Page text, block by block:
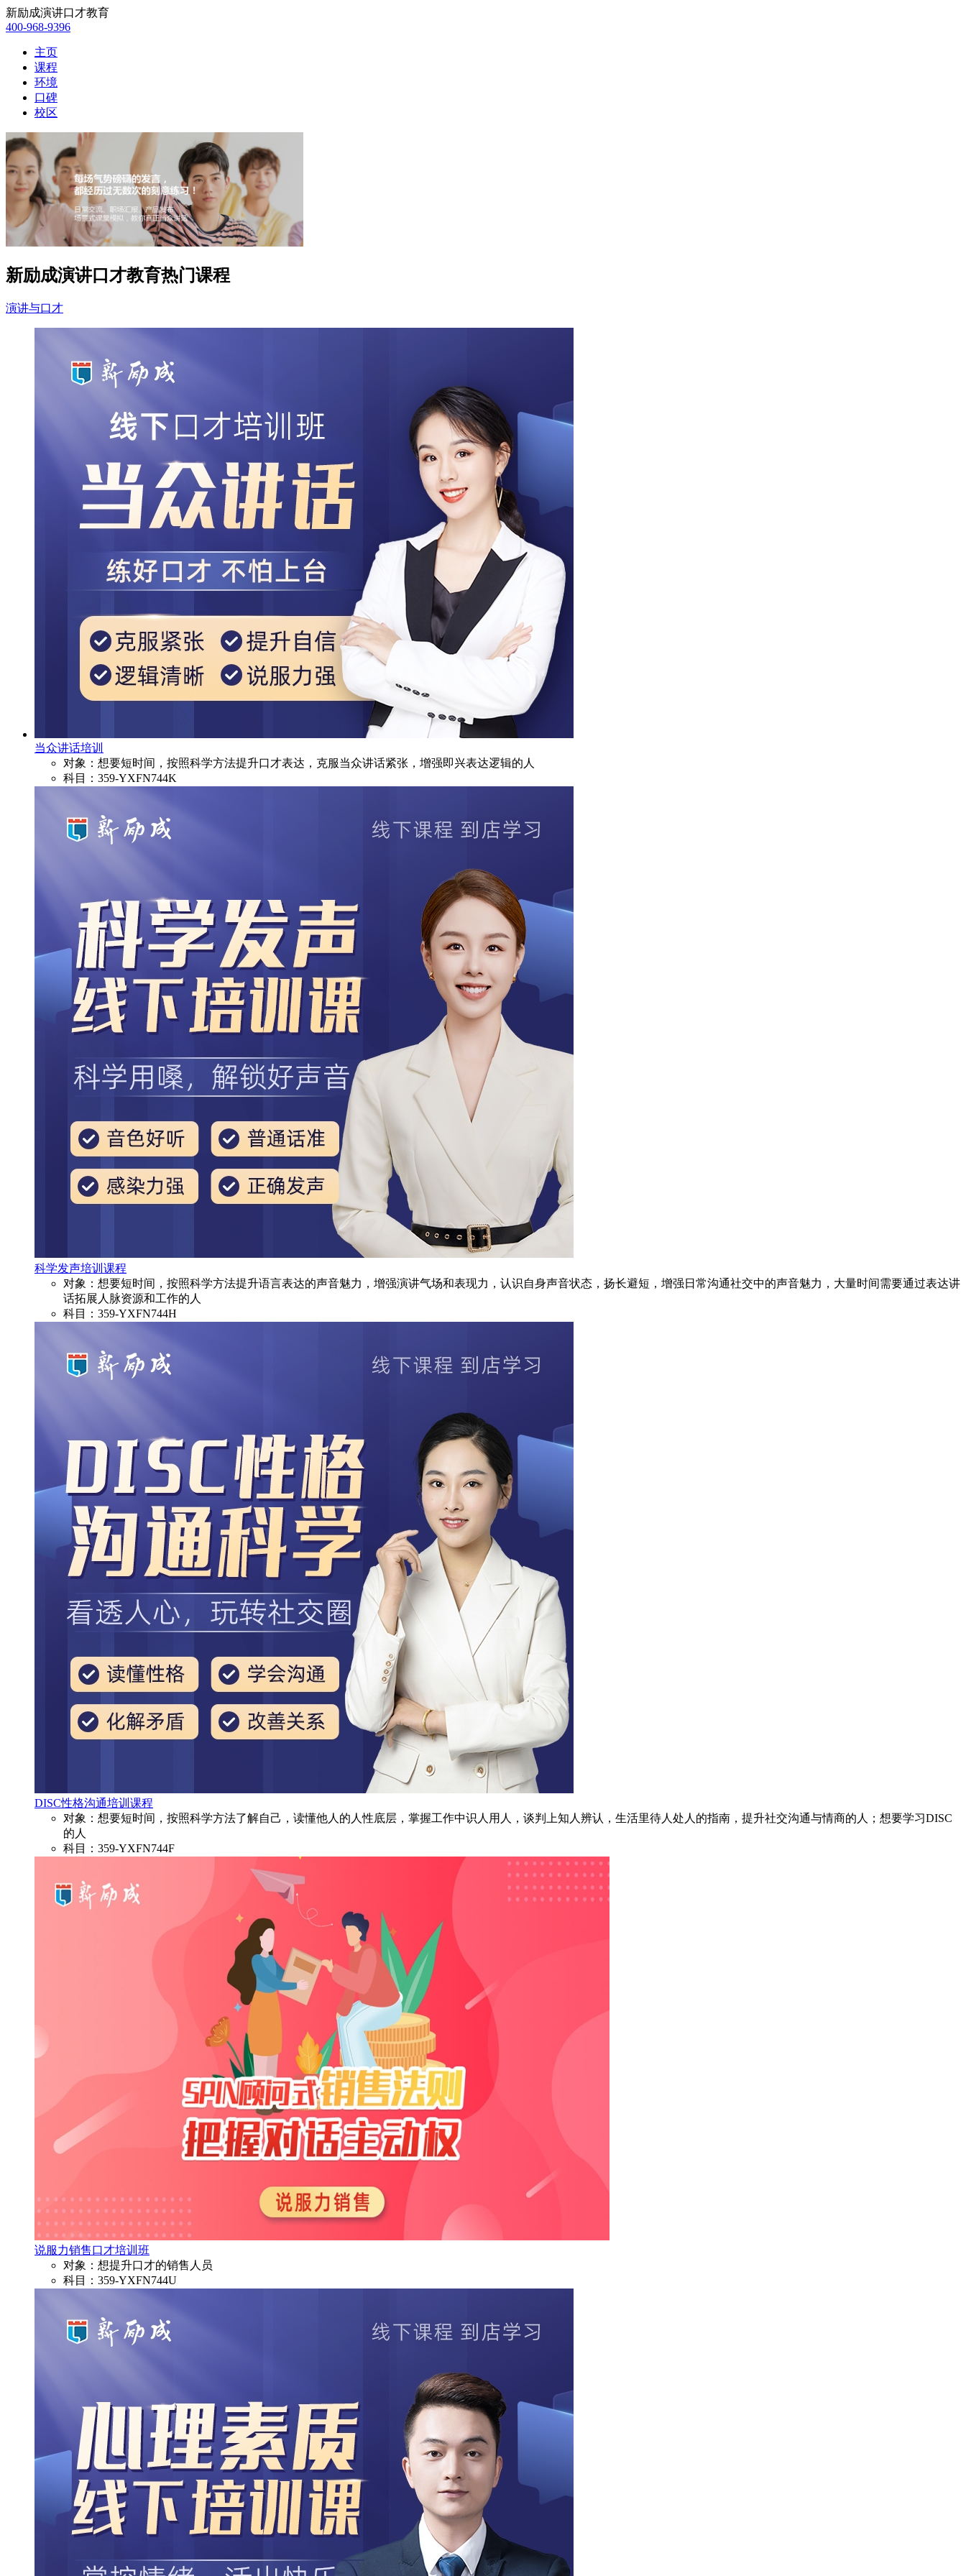
新励成演讲口才教育
400-968-9396
主页
课程
环境
口碑
校区
新励成演讲口才教育热门课程
演讲与口才
当众讲话培训
对象：想要短时间，按照科学方法提升口才表达，克服当众讲话紧张，增强即兴表达逻辑的人
科目：359-YXFN744K
科学发声培训课程
对象：想要短时间，按照科学方法提升语言表达的声音魅力，增强演讲气场和表现力，认识自身声音状态，扬长避短，增强日常沟通社交中的声音魅力，大量时间需要通过表达讲
话拓展人脉资源和工作的人
科目：359-YXFN744H
DISC性格沟通培训课程
对象：想要短时间，按照科学方法了解自己，读懂他人的人性底层，掌握工作中识人用人，谈判上知人辨认，生活里待人处人的指南，提升社交沟通与情商的人；想要学习DISC
的人
科目：359-YXFN744F
说服力销售口才培训班
对象：想提升口才的销售人员
科目：359-YXFN744U